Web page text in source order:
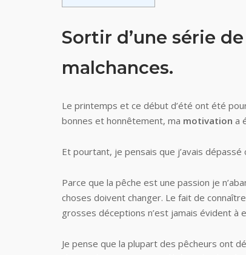
Sortir d’une série
malchances.
Le printemps et ce début d’été ont été
bonnes et honnêtement, ma motivation a
Et pourtant, je pensais que j’avais
Parce que la pêche est une passion je
choses doivent changer. Le fait de
grosses déceptions n’est jamais évident à
Je pense que la plupart des pêcheurs ont